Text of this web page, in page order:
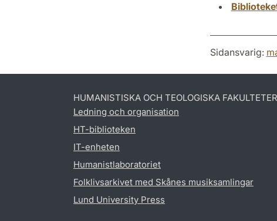
Sidansvarig:
HUMANISTISKA OCH TEOLOGISKA
Ledning och organisation
HT-biblioteken
IT-enheten
Humanistlaboratoriet
Folklivsarkivet med Skånes musiksamlingar
Lund University Press